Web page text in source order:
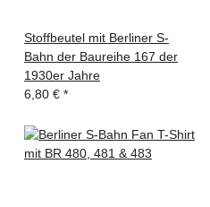
Stoffbeutel mit Berliner S-
Bahn der Baureihe 167 der
1930er Jahre
6,80 € *